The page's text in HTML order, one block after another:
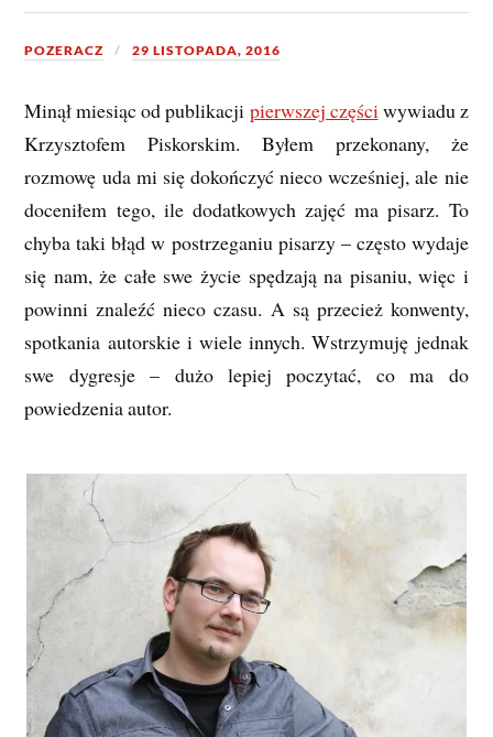
POZERACZ 29 LISTOPADA, 2016
Minął miesiąc od publikacji pierwszej częściwywiadu z
Krzysztofem Piskorskim. Byłem przekonany, że
rozmowę uda mi się dokończyć nieco wcześniej, ale nie
doceniłem tego, ile dodatkowych zajęć ma pisarz. To
chyba taki błąd w postrzeganiu pisarzy – często wydaje
się nam, że całe swe życie spędzają na pisaniu, więc i
powinni znaleźć nieco czasu. A są przecież konwenty,
spotkania autorskie i wiele innych. Wstrzymuję jednak
swe dygresje – dużo lepiej poczytać, co ma do
powiedzenia autor.